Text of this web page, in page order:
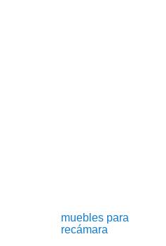
muebles para
recámara